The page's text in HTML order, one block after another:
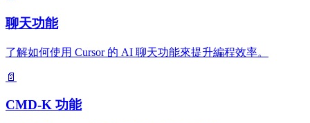
聊天功能
了解如何使用 Cursor 的 AI 聊天功能來提升編程效率。
📄
CMD-K 功能